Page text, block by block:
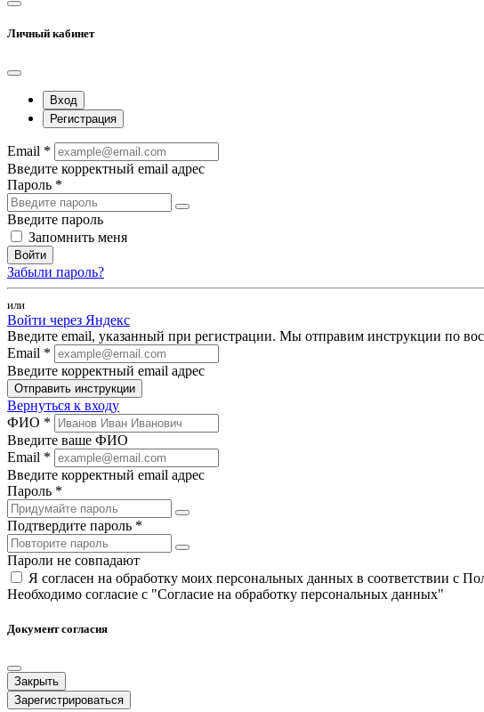
Личный кабинет
Вход
Регистрация
Email *
Введите корректный email адрес
Пароль *
Введите пароль
Запомнить меня
Войти
Забыли пароль?
или
Войти через Яндекс
Введите email, указанный при регистрации. Мы отправим инструкции по
Email *
Введите корректный email адрес
Отправить инструкции
Вернуться к входу
ФИО *
Введите ваше ФИО
Email *
Введите корректный email адрес
Пароль *
Подтвердите пароль *
Пароли не совпадают
Я согласен на обработку моих персональных данных в соответствии с
Необходимо согласие с "Согласие на обработку персональных данных"
Документ согласия
Закрыть
Зарегистрироваться